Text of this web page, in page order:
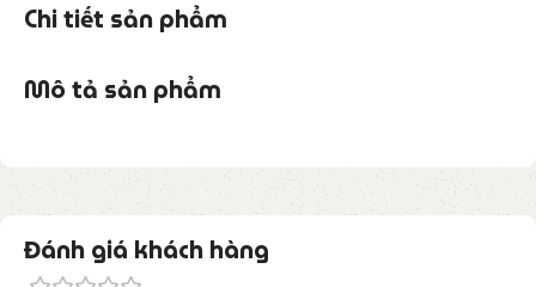
Chi tiết sản phẩm
Mô tả sản phẩm
Đánh giá khách hàng